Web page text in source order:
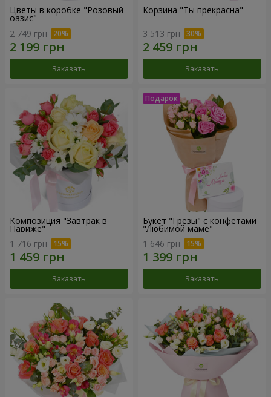
Цветы в коробке "Розовый
оазис"
2 749 грн
Заказать
Корзина "Ты прекрасна"
3 513 грн
Заказать
Композиция "Завтрак в
Париже"
1 716 грн
Заказать
Букет "Грезы" с конфетами
"Любимой маме"
1 646 грн
Заказать